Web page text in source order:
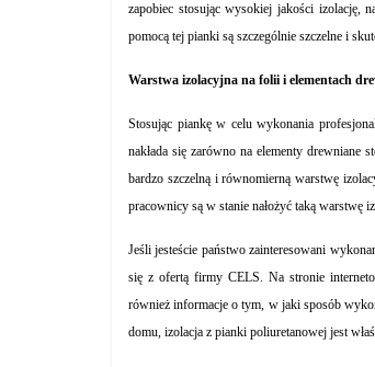
zapobiec stosując wysokiej jakości izolację,
pomocą tej pianki są szczególnie szczelne i
Warstwa izolacyjna na folii i elementach
Stosując piankę w celu wykonania
nakłada się zarówno na elementy
bardzo szczelną i równomierną warstwę
pracownicy są w stanie nałożyć taką warstwę
Jeśli jesteście państwo zainteresowani
się z ofertą firmy CELS. Na stronie
również informacje o tym, w jaki sposób
domu, izolacja z pianki poliuretanowej jest